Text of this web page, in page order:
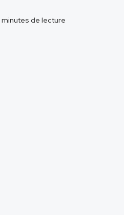
minutes de lecture